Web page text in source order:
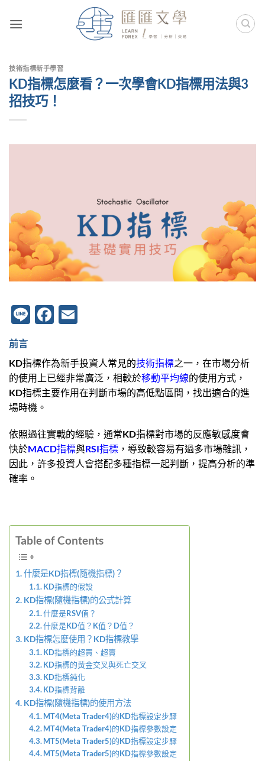
技術指標新手學習
KD指標怎麼看？一次學會KD指標用法與3
招技巧！
LineFacebook
前言
KD指標作為新手投資人常見的技術指標之一，在市場分析
的使用上已經非常廣泛，相較於移動平均線的使用方式，
KD指標主要作用在判斷市場的高低點區間，找出適合的進
場時機。
依照過往實戰的經驗，通常KD指標對市場的反應敏感度會
快於MACD指標與RSI指標 ，導致較容易有過多市場雜訊，
因此，許多投資人會搭配多種指標一起判斷，提高分析的準
確率。
Table of Contents
什麼是KD指標(隨機指標)？
KD指標的假設
KD指標(隨機指標)的公式計算
什麼是RSV值？
什麼是KD值？K值？D值？
KD指標怎麼使用？KD指標教學
KD指標的超買、超賣
KD指標的黃金交叉與死亡交叉
KD指標鈍化
KD指標背離
KD指標(隨機指標)的使用方法
MT4(Meta Trader4)的KD指標設定步驟
MT4(Meta Trader4)的KD指標參數設定
MT5(Meta Trader5)的KD指標設定步驟
MT5(Meta Trader5)的KD指標參數設定